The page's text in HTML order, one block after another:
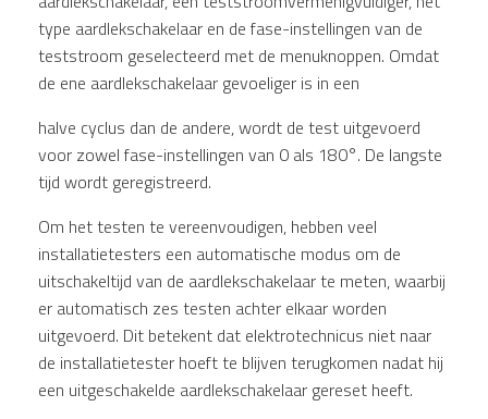
type aardlekschakelaar en de fase-instellingen van de
teststroom geselecteerd met de menuknoppen. Omdat
de ene aardlekschakelaar gevoeliger is in een
halve cyclus dan de andere, wordt de test uitgevoerd
voor zowel fase-instellingen van 0 als 180°. De langste
tijd wordt geregistreerd.
Om het testen te vereenvoudigen, hebben veel
installatietesters een automatische modus om de
uitschakeltijd van de aardlekschakelaar te meten, waarbij
er automatisch zes testen achter elkaar worden
uitgevoerd. Dit betekent dat elektrotechnicus niet naar
de installatietester hoeft te blijven terugkomen nadat hij
een uitgeschakelde aardlekschakelaar gereset heeft.